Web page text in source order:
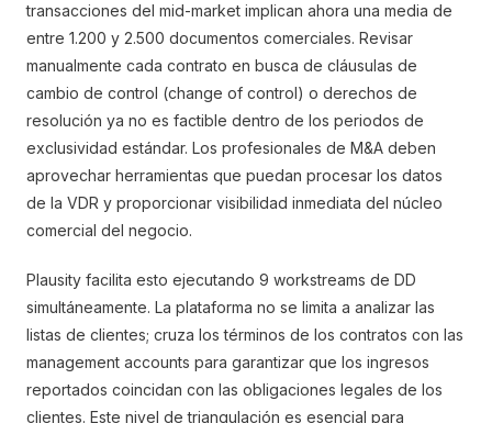
transacciones del mid-market implican ahora una media de
entre 1.200 y 2.500 documentos comerciales. Revisar
manualmente cada contrato en busca de cláusulas de
cambio de control (change of control) o derechos de
resolución ya no es factible dentro de los periodos de
exclusividad estándar. Los profesionales de M&A deben
aprovechar herramientas que puedan procesar los datos
de la VDR y proporcionar visibilidad inmediata del núcleo
comercial del negocio.
Plausity facilita esto ejecutando 9 workstreams de DD
simultáneamente. La plataforma no se limita a analizar las
listas de clientes; cruza los términos de los contratos con las
management accounts para garantizar que los ingresos
reportados coincidan con las obligaciones legales de los
clientes. Este nivel de triangulación es esencial para